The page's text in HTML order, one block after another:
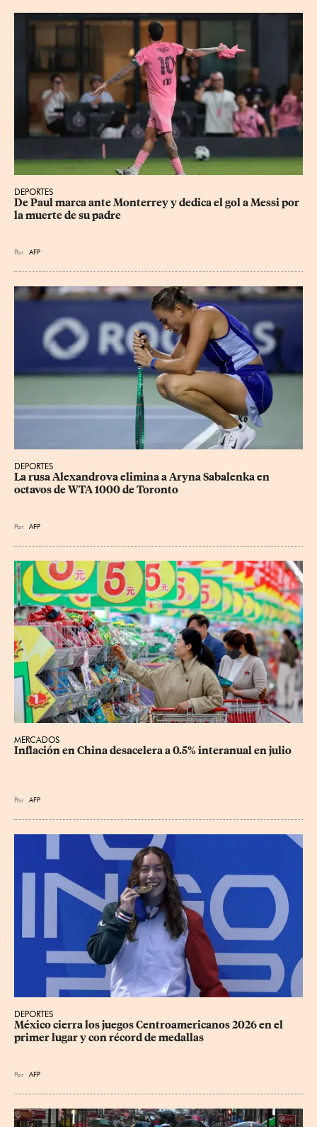
DEPORTES
De Paul marca ante Monterrey y dedica el gol a Messi por
la muerte de su padre
Por AFP
DEPORTES
La rusa Alexandrova elimina a Aryna Sabalenka en
octavos de WTA 1000 de Toronto
Por AFP
MERCADOS
Inflación en China desacelera a 0.5% interanual en julio
Por AFP
DEPORTES
México cierra los juegos Centroamericanos 2026 en el
primer lugar y con récord de medallas
Por AFP